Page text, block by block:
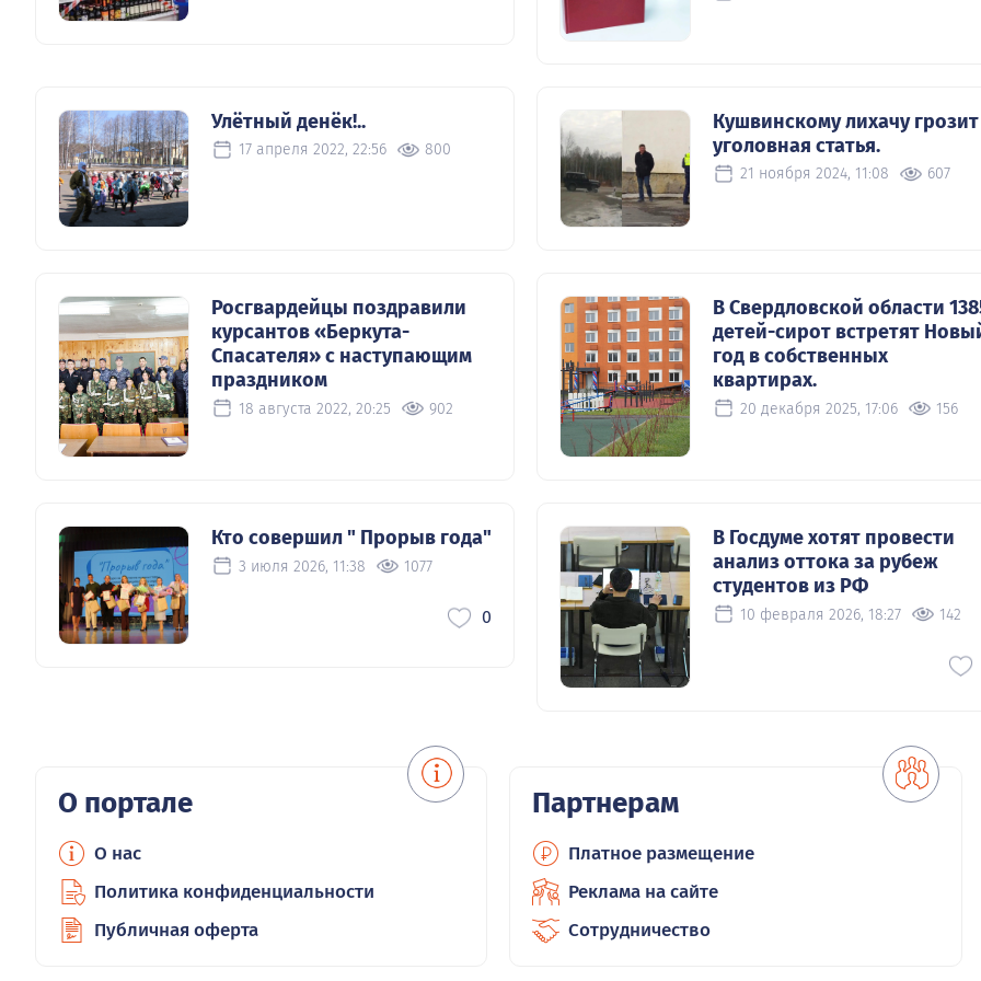
Улётный денёк!..
17 апреля 2022, 22:56 800
Кушвинскому лихачу грозит
уголовная статья.
21 ноября 2024, 11:08 607
Росгвардейцы поздравили
курсантов «Беркута-
Спасателя» с наступающим
праздником
18 августа 2022, 20:25 902
В Свердловской области
детей-сирот встретят
год в собственных
квартирах.
20 декабря 2025, 17:06 156
Кто совершил " Прорыв года"
3 июля 2026, 11:38 1077
0
В Госдуме хотят провести
анализ оттока за рубеж
студентов из РФ
10 февраля 2026, 18:27 142
О портале
О нас
Политика конфиденциальности
Публичная оферта
Партнерам
Платное размещение
Реклама на сайте
Сотрудничество